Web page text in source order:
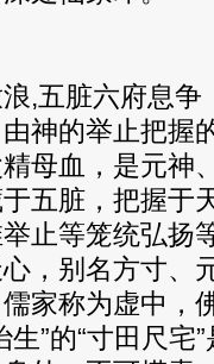
,五脏六府息
神的举止把握
母血，是元神
五脏，把握于
止等笼统弘扬
，别名方寸、
家称为虚中，
”的“寸田尺宅